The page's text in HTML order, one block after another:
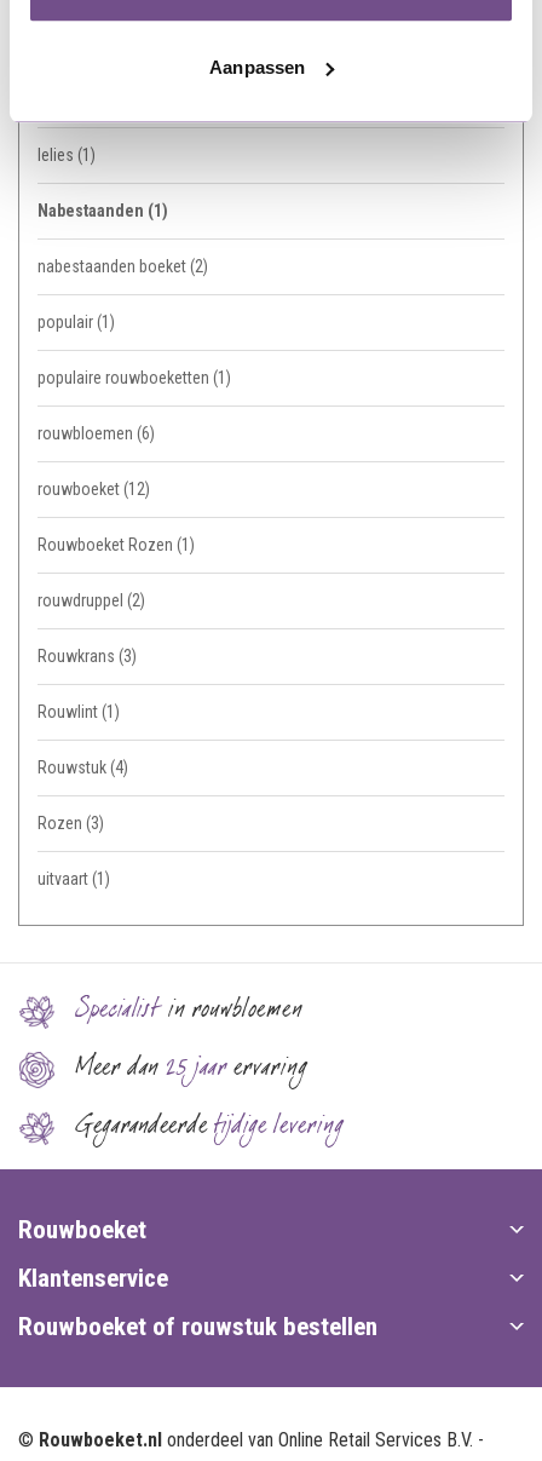
Aanpassen
lelies (1)
Nabestaanden (1)
nabestaanden boeket(2)
populair(1)
populaire rouwboeketten (1)
rouwbloemen (6)
rouwboeket(12)
Rouwboeket Rozen (1)
rouwdruppel (2)
Rouwkrans (3)
Rouwlint(1)
Rouwstuk(4)
Rozen (3)
uitvaart(1)
Specialistin rouwbloemen
Meer dan25 jaarervaring
Gegarandeerdetijdige levering
Rouwboeket
Klantenservice
Rouwboeket of rouwstuk bestellen
© Rouwboeket.nl onderdeel van Online Retail Services B.V. -